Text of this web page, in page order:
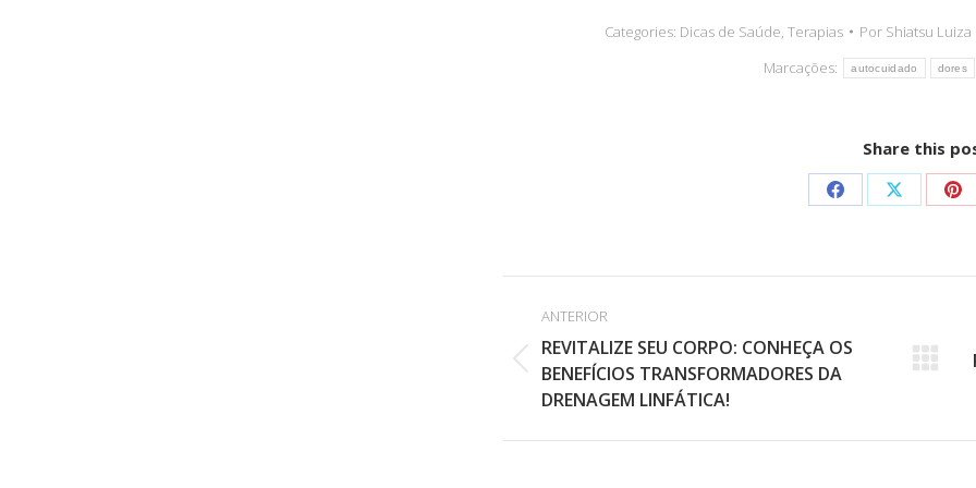
Categories: Dicas de Saúde Terapias Por Shiatsu Luiza
Marcações:
autocuidado dores
Share this
Share Share
POST:
ANTERIOR
Post
anterior:
REVITALIZE SEU CORPO: CONHEÇA OS
BENEFÍCIOS TRANSFORMADORES DA
DRENAGEM LINFÁTICA!